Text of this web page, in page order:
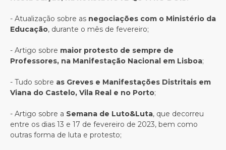
- Atualização sobre as negociações com o Ministério da
Educação, durante o mês de fevereiro;
- Artigo sobre maior protesto de sempre de
Professores, na Manifestação Nacional em Lisboa;
- Tudo sobre as Greves e Manifestações Distritais em
Viana do Castelo, Vila Real e no Porto;
- Artigo sobre a Semana de Luto&Luta, que decorreu
entre os dias 13 e 17 de fevereiro de 2023, bem como
outras forma de luta e protesto;